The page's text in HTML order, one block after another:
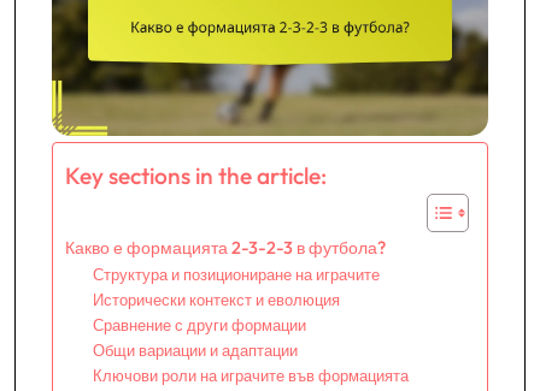
Key sections in the article:
Какво е формацията 2-3-2-3 в футбола?
Структура и позициониране на играчите
Исторически контекст и еволюция
Сравнение с други формации
Общи вариации и адаптации
Ключови роли на играчите във формацията